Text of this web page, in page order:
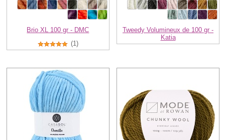
Brio XL 100 gr - DMC
(1)
Tweedy Volumineux de 100 gr -
Katia